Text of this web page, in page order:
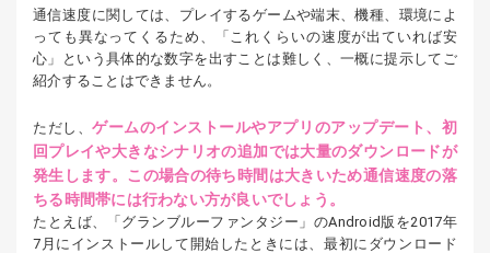
通信速度に関しては、プレイするゲームや端末、機種、環境によ
っても異なってくるため、「これくらいの速度が出ていれば安
心」という具体的な数字を出すことは難しく、一概に提示してご
紹介することはできません。
ただし、ゲームのインストールやアプリのアップデート、初
回プレイや大きなシナリオの追加では大量のダウンロードが
発生します。この場合の待ち時間は大きいため通信速度の落
ちる時間帯には行わない方が良いでしょう。
たとえば、「グランブルーファンタジー」のAndroid版を2017年
7月にインストールして開始したときには、最初にダウンロード